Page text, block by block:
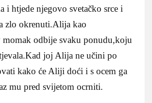
i htjede njegovo svetačko srce i
zlo okrenuti.Alija kao
odbije svaku ponudu,koju
joj Alija ne učini po
kako će Aliji doći i s ocem ga
mu pred svijetom ocrniti.